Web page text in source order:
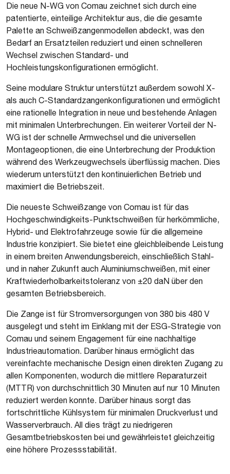
Die neue N-WG von Comau zeichnet sich durch eine
patentierte, einteilige Architektur aus, die die gesamte
Palette an Schweißzangenmodellen abdeckt, was den
Bedarf an Ersatzteilen reduziert und einen schnelleren
Wechsel zwischen Standard- und
Hochleistungskonfigurationen ermöglicht.
Seine modulare Struktur unterstützt außerdem sowohl X-
als auch C-Standardzangenkonfigurationen und ermöglicht
eine rationelle Integration in neue und bestehende Anlagen
mit minimalen Unterbrechungen. Ein weiterer Vorteil der N-
WG ist der schnelle Armwechsel und die universellen
Montageoptionen, die eine Unterbrechung der Produktion
während des Werkzeugwechsels überflüssig machen. Dies
wiederum unterstützt den kontinuierlichen Betrieb und
maximiert die Betriebszeit.
Die neueste Schweißzange von Comau ist für das
Hochgeschwindigkeits-Punktschweißen für herkömmliche,
Hybrid- und Elektrofahrzeuge sowie für die allgemeine
Industrie konzipiert. Sie bietet eine gleichbleibende Leistung
in einem breiten Anwendungsbereich, einschließlich Stahl-
und in naher Zukunft auch Aluminiumschweißen, mit einer
Kraftwiederholbarkeitstoleranz von ±20 daN über den
gesamten Betriebsbereich.
Die Zange ist für Stromversorgungen von 380 bis 480 V
ausgelegt und steht im Einklang mit der ESG-Strategie von
Comau und seinem Engagement für eine nachhaltige
Industrieautomation. Darüber hinaus ermöglicht das
vereinfachte mechanische Design einen direkten Zugang zu
allen Komponenten, wodurch die mittlere Reparaturzeit
(MTTR) von durchschnittlich 30 Minuten auf nur 10 Minuten
reduziert werden konnte. Darüber hinaus sorgt das
fortschrittliche Kühlsystem für minimalen Druckverlust und
Wasserverbrauch. All dies trägt zu niedrigeren
Gesamtbetriebskosten bei und gewährleistet gleichzeitig
eine höhere Prozessstabilität.